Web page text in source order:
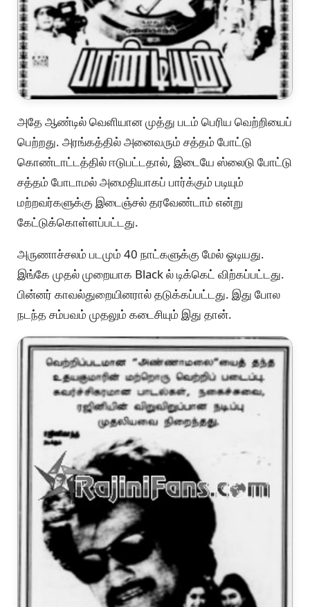
அதே ஆண்டில் வெளியான முத்து படம் பெரிய வெற்றியைப்
பெற்றது. அரங்கத்தில் அனைவரும் சத்தம் போட்டு
கொண்டாட்டத்தில் ஈடுபட்டதால், இடையே ஸ்லைடு போட்டு
சத்தம் போடாமல் அமைதியாகப் பார்க்கும் படியும்
மற்றவர்களுக்கு இடைஞ்சல் தரவேண்டாம் என்று
கேட்டுக்கொள்ளப்பட்டது.
அருணாச்சலம் படமும் 40 நாட்களுக்கு மேல் ஓடியது.
இங்கே முதல் முறையாக Black ல் டிக்கெட் விற்கப்பட்டது.
பின்னர் காவல்துறையினரால் தடுக்கப்பட்டது. இது போல
நடந்த சம்பவம் முதலும் கடைசியும் இது தான்.